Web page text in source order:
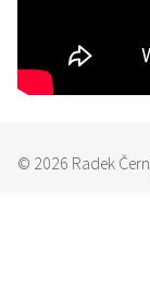
© 2026 Radek